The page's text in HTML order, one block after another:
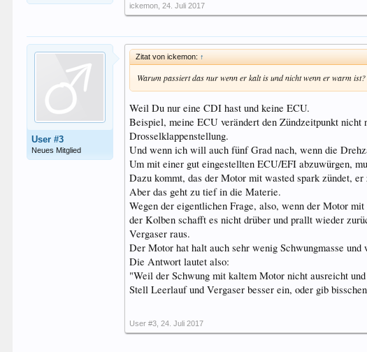
ickemon 24. Juli 2017
User #3
Neues Mitglied
Zitat von ickemon: ↑
Warum passiert das nur wenn er kalt is und nicht wenn er warm ist?
Weil Du nur eine CDI hast und keine ECU.
Beispiel, meine ECU verändert den Zündzeitpunkt
Drosselklappenstellung.
Und wenn ich will auch fünf Grad nach, wenn die
Um mit einer gut eingestellten ECU/EFI abzuwürgen,
Dazu kommt, das der Motor mit wasted spark zündet,
Aber das geht zu tief in die Materie.
Wegen der eigentlichen Frage, also, wenn der Motor
der Kolben schafft es nicht drüber und prallt wieder
Vergaser raus.
Der Motor hat halt auch sehr wenig Schwungmasse
Die Antwort lautet also:
"Weil der Schwung mit kaltem Motor nicht ausreicht
Stell Leerlauf und Vergaser besser ein, oder gib
User #3 24. Juli 2017